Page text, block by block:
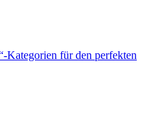
Kategorien für den perfekten